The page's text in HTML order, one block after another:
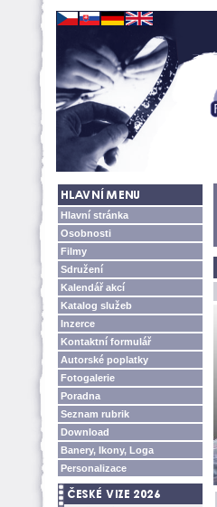
Hlavní stránka
Osobnosti
Filmy
Sdružení
Kalendář akcí
Katalog služeb
Inzerce
Kontaktní formulář
Autorské poplatky
Fotogalerie
Poradna
Seznam rubrik
Download
Banery, Ikony, Loga
Personalizace